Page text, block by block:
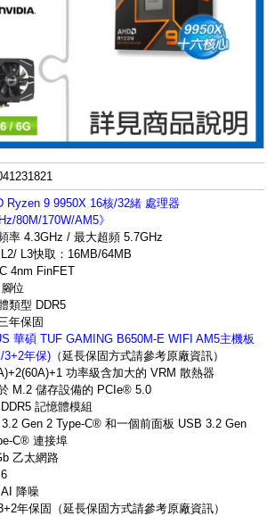
Ryzen 9 9950X 16核/32緒 處理器
80M/170W/AM5》
率 4.3GHz / 最大超頻 5.7GHz
L3快取：16MB/64MB
4nm FinFET
位
類型 DDR5
年保固
華碩 TUF GAMING B650M-E WIFI AM5主機板
3+2年保) （延長保固方式請參考原廠資訊）
功率級含加大的 VRM 散熱器
M.2 儲存設備的 PCIe® 5.0
記憶體模組
Gen 2 Type-C® 和一個前面板 USB 3.2 Gen
C® 連接埠
乙太網路
降噪
年保固（延長保固方式請參考原廠資訊）